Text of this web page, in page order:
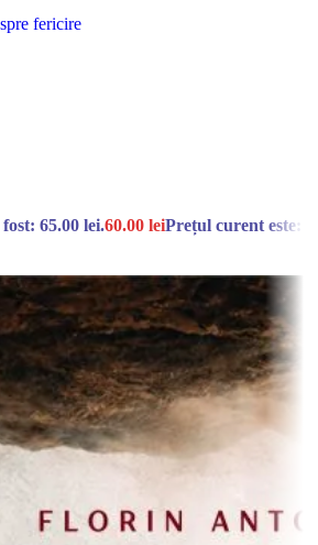
65.00 lei.60.00 leiPrețul curent este: